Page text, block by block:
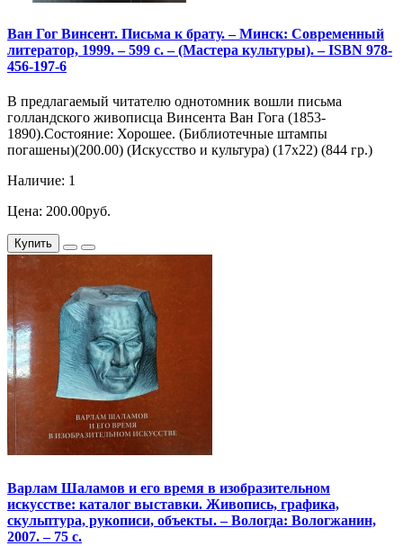
Ван Гог Винсент. Письма к брату. – Минск: Современный
литератор, 1999. – 599 с. – (Мастера культуры). – ISBN 978-
456-197-6
В предлагаемый читателю однотомник вошли письма
голландского живописца Винсента Ван Гога (1853-
1890).Состояние: Хорошее. (Библиотечные штампы
погашены)(200.00) (Искусство и культура) (17х22) (844 гр.)
Наличие: 1
Цена: 200.00руб.
Купить
Варлам Шаламов и его время в изобразительном
искусстве: каталог выставки. Живопись, графика,
скульптура, рукописи, объекты. – Вологда: Вологжанин,
2007. – 75 с.